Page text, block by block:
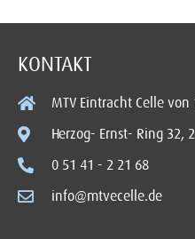
KONTAKT
MTV Eintracht Celle von
Herzog- Ernst- Ring 32,
0 51 41 - 2 21 68
info@mtvecelle.de